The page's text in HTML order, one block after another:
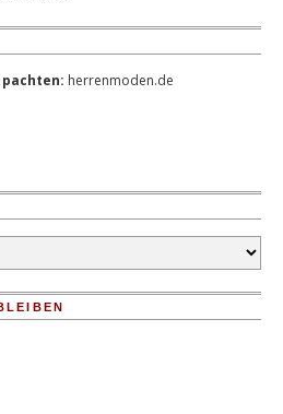
pachten: herrenmoden.de